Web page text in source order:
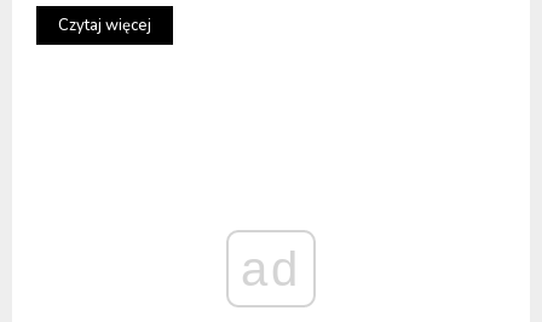
Czytaj więcej
ad